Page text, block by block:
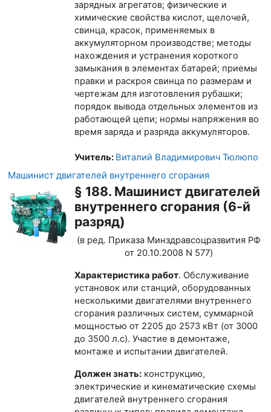
зарядных агрегатов; физические и
химические свойства кислот, щелочей,
свинца, красок, применяемых в
аккумуляторном производстве; методы
нахождения и устранения короткого
замыкания в элементах батарей; приемы
правки и раскроя свинца по размерам и
чертежам для изготовления рубашки;
порядок вывода отдельных элементов из
работающей цепи; нормы напряжения во
время заряда и разряда аккумуляторов.
Учитель: Виталий Владимирович Тюлюпо
Машинист двигателей внутреннего сгорания
§ 188. Машинист двигателей
внутреннего сгорания (6-й
разряд)
(в ред. Приказа Минздравсоцразвития РФ
от 20.10.2008 N 577)
Характеристика работ. Обслуживание
установок или станций, оборудованных
несколькими двигателями внутреннего
сгорания различных систем, суммарной
мощностью от 2205 до 2573 кВт (от 3000
до 3500 л.с). Участие в демонтаже,
монтаже и испытании двигателей.
Должен знать: конструкцию,
электрические и кинематические схемы
двигателей внутреннего сгорания